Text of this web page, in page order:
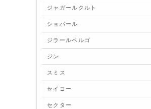
ジャガールクルト
ショパール
ジラールペルゴ
ジン
スミス
セイコー
セクター